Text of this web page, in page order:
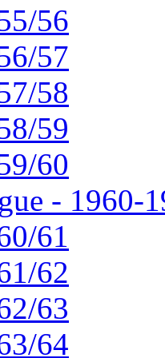
56
57
58
59
60
- 1960-
61
62
63
64